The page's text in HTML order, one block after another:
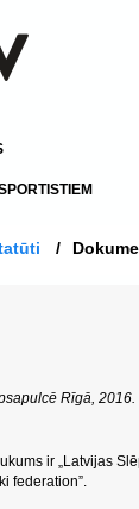
/
Rīgā,
ir „Latvijas
federation”.